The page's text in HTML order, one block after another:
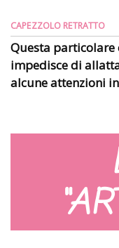
CAPEZZOLO RETRATTO
Questa particolare
impedisce di
alcune attenzioni